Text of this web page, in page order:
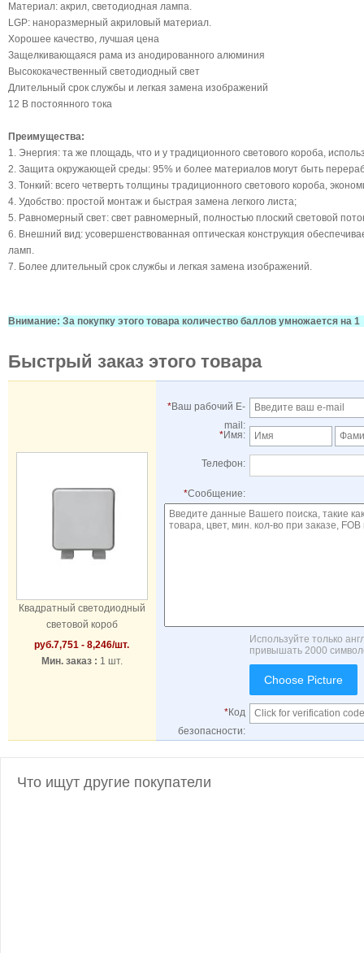
Материал: акрил, светодиодная лампа.
LGP: наноразмерный акриловый материал.
Хорошее качество, лучшая цена
Защелкивающаяся рама из анодированного алюминия
Высококачественный светодиодный свет
Длительный срок службы и легкая замена изображений
12 В постоянного тока
Преимущества:
1. Энергия: та же площадь, что и у традиционного светового короба,
2. Защита окружающей среды: 95% и более материалов могут быть
3. Тонкий: всего четверть толщины традиционного светового короба,
4. Удобство: простой монтаж и быстрая замена легкого листа;
5. Равномерный свет: свет равномерный, полностью плоский световой
6. Внешний вид: усовершенствованная оптическая конструкция
ламп.
7. Более длительный срок службы и легкая замена изображений.
Внимание: За покупку этого товара количество баллов умножается на 1
Быстрый заказ этого товара
Квадратный светодиодный
световой короб
руб.7,751 - 8,246/шт.
Мин. заказ : 1 шт.
*Ваш рабочий E-
mail:
*Имя:
Телефон:
*Сообщение:
Используйте только
привышать 2000
Choose Picture
*Код
безопасности:
Что ищут другие покупатели